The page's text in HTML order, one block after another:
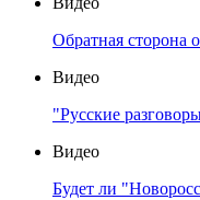
Обратная сторона
Видео
"Русские
Видео
Будет ли